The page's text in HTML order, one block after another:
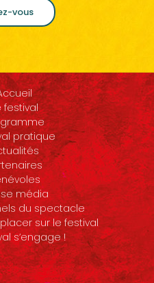
vous
festival
pratique
média
du spectacle
sur le festival
s’engage !